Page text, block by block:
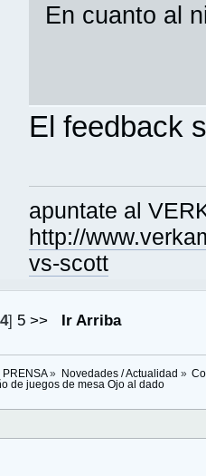
En cuanto al
El feedback
apuntate al
http://
vs-scott
4] 5 >> Ir Arriba
PRENSA» Novedades / Actualidad »
de juegos de mesa Ojo al dado